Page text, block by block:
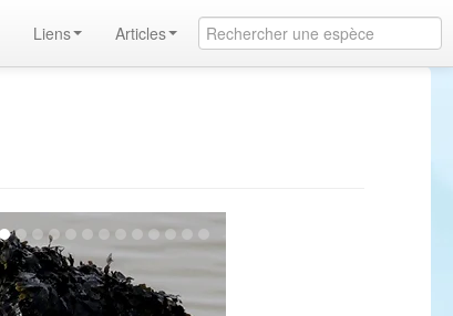
Liens Articles